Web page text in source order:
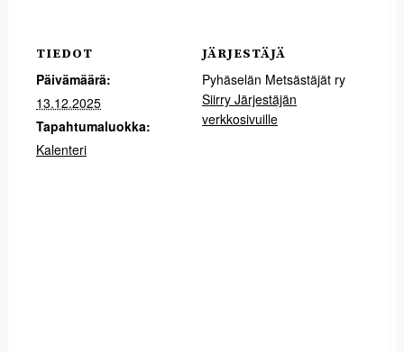
TIEDOT
Päivämäärä:
13.12.2025
Tapahtumaluokka:
Kalenteri
JÄRJESTÄJÄ
Pyhäselän Metsästäjät ry
Siirry Järjestäjän
verkkosivuille